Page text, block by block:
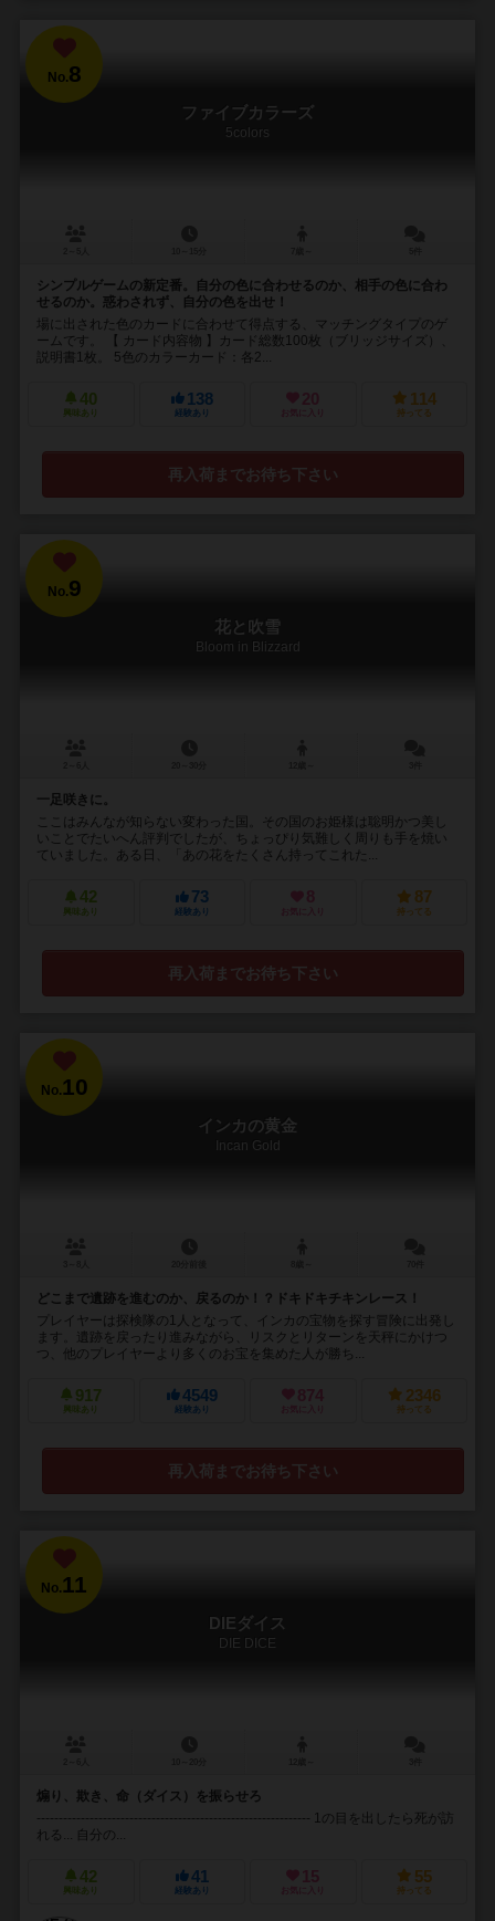
No.8
ファイブカラーズ
5colors
シンプルゲームの新定番。自分の色に合わせるのか、相手の色に合わ
せるのか。惑わされず、自分の色を出せ！
場に出された色のカードに合わせて得点する、マッチングタイプのゲ
ームです。 【 カード内容物 】カード総数100枚（ブリッジサイズ）、
説明書1枚。 5色のカラーカード：各2...
40
興味あり
138
経験あり
20
お気に入り
114
持ってる
再入荷までお待ち下さい
No.9
花と吹雪
Bloom in Blizzard
一足咲きに。
ここはみんなが知らない変わった国。その国のお姫様は聡明かつ美し
いことでたいへん評判でしたが、ちょっぴり気難しく周りも手を焼い
ていました。ある日、「あの花をたくさん持ってこれた...
42
興味あり
73
経験あり
8
お気に入り
87
持ってる
再入荷までお待ち下さい
No. 10
インカの黄金
Incan Gold
どこまで遺跡を進むのか、戻るのか！？ドキドキチキンレース！
プレイヤーは探検隊の1人となって、インカの宝物を探す冒険に出発し
ます。遺跡を戻ったり進みながら、リスクとリターンを天秤にかけつ
つ、他のプレイヤーより多くのお宝を集めた人が勝ち...
917
興味あり
4549
経験あり
874
お気に入り
2346
持ってる
再入荷までお待ち下さい
No.11
DIEダイス
DIE DICE
煽り、欺き、命（ダイス）を振らせろ
-------------------------------------------------------------- 1の目を出したら死が訪
れる... 自分の...
42
興味あり
41
経験あり
15
お気に入り
55
持ってる